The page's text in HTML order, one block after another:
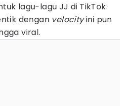
lagu-lagu JJ di TikTok.
dengan velocityini pun
viral.